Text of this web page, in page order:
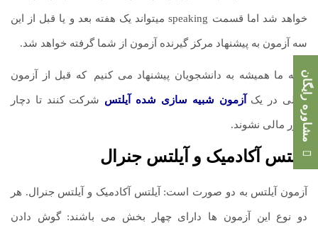
خواهد شد اما قسمت speaking میتواند یک هفته بعد و یا قبل از این
سه آزمون به پیشنهاد مرکز گیرنده آزمون از شما گرفته خواهد شد.
البته ما همیشه به دانشجویان پیشنهاد می کنیم که قبل از آزمون
اصلی در یک آزمون شبیه سازی شده آیلتس شرکت کنند تا دچار
ضرر مالی نشوند.
آیلتس آکادمیک و آیلتس جنرال
آزمون آیلتس به دو صورت است: آیلتس آکادمیک و آیلتس جنرال. هر
دو نوع این آزمون ها دارای چهار بخش می باشند: گوش دادن
مشاوره رایگان